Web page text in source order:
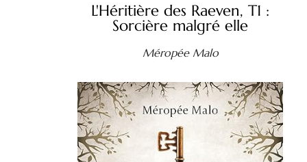
L'Héritière des Raeven, T1 :
Sorcière malgré elle
Méropée Malo